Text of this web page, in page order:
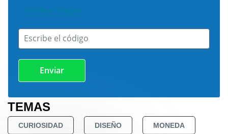
Cambiar imagen
Escribe el código
TEMAS
CURIOSIDAD DISEÑO MONEDA